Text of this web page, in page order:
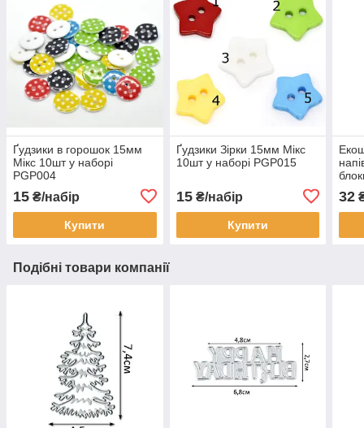
Ґудзики в горошок 15мм
Мікс 10шт у наборі
PGP004
15 ₴/набір
Купити
Ґудзики Зірки 15мм Мікс
10шт у наборі PGP015
15₴/набір
Купити
32
Подібні товари компанії